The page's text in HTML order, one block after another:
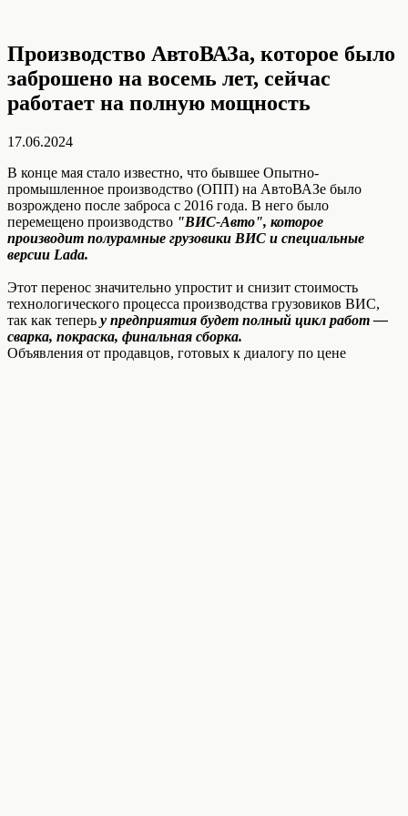
Производство АвтоВАЗа, которое было
заброшено на восемь лет, сейчас
работает на полную мощность
17.06.2024
В конце мая стало известно, что бывшее Опытно-
промышленное производство (ОПП) на АвтоВАЗе было
возрождено после заброса с 2016 года. В него было
перемещено производство "ВИС-Авто", которое
производит полурамные грузовики ВИС и специальные
версии Lada.
Этот перенос значительно упростит и снизит стоимость
технологического процесса производства грузовиков ВИС,
так как теперь у предприятия будет полный цикл работ —
сварка, покраска, финальная сборка.
Объявления от продавцов, готовых к диалогу по цене